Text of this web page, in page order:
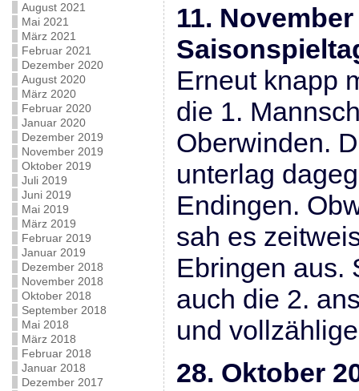
August 2021
Mai 2021
März 2021
Februar 2021
Dezember 2020
August 2020
März 2020
Februar 2020
Januar 2020
Dezember 2019
November 2019
Oktober 2019
Juli 2019
Juni 2019
Mai 2019
März 2019
Februar 2019
Januar 2019
Dezember 2018
November 2018
Oktober 2018
September 2018
Mai 2018
März 2018
Februar 2018
Januar 2018
Dezember 2017
11.
Erneut knapp
die 1.
Oberwinden.
unterlag
Endingen.
sah es
Ebringen aus.
auch die 2.
und
28. Oktober